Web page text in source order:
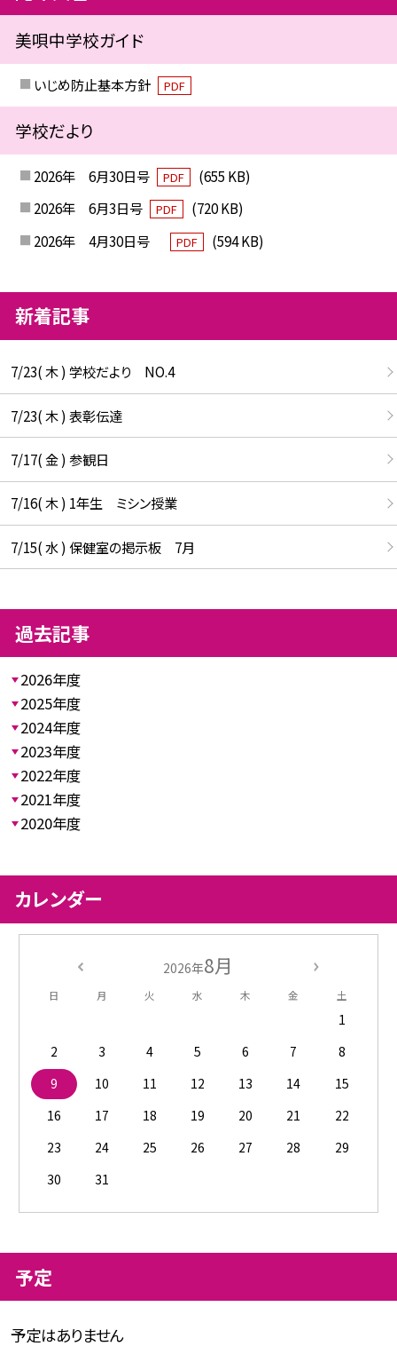
美唄中学校ガイド
いじめ防止基本方針 PDF
学校だより
2026年 6月30日号 PDF
(655 KB)
2026年 6月3日号
PDF
(720 KB)
2026年 4月30日号
PDF (594 KB)
新着記事
7/23( 木 ) 学校だより NO.4
7/23( 木 ) 表彰伝達
7/17( 金 ) 参観日
7/16( 木 ) 1年生 ミシン授業
7/15( 水 ) 保健室の掲示板 7月
過去記事
2026年度
2025年度
2024年度
2023年度
2022年度
2021年度
2020年度
カレンダー
2026年8月
日 月 火 水 木 金 土
1
2
3 4 5 6 7
8
9
10 11 12 13 14
15
16
17 18 19 20 21
22
23
24 25 26 27 28
29
30
31
予定
予定はありません